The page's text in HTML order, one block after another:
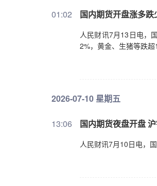
01:02 国内期货开盘涨多
人民财讯7月13日电，
2%，黄金、生猪等跌超
2026-07-10 星期五
13:06 国内期货夜盘开盘
人民财讯7月10日电，